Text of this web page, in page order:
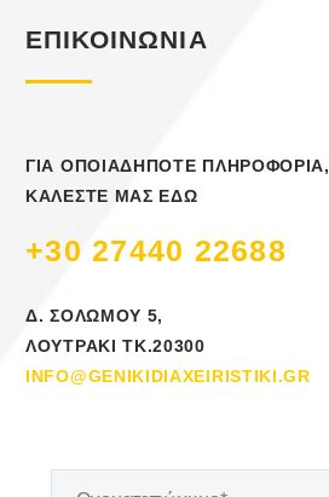
ΕΠΙΚΟΙΝΩΝΙΑ
ΓΙΑ ΟΠΟΙΑΔΗΠΟΤΕ ΠΛΗΡΟΦΟΡΙΑ,
ΚΑΛΕΣΤΕ ΜΑΣ ΕΔΩ
+30 27440 22688
Δ. ΣΟΛΩΜΟΥ 5,
ΛΟΥΤΡΑΚΙ ΤΚ.20300
INFO@GENIKIDIAXEIRISTIKI.GR